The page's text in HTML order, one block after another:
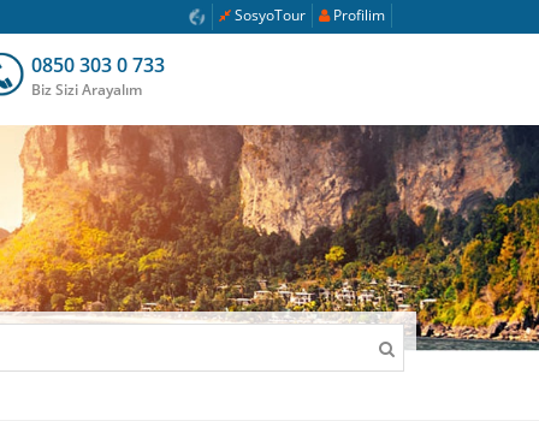
Profilim
SosyoTour
0850 303 0 733
Biz Sizi Arayalım